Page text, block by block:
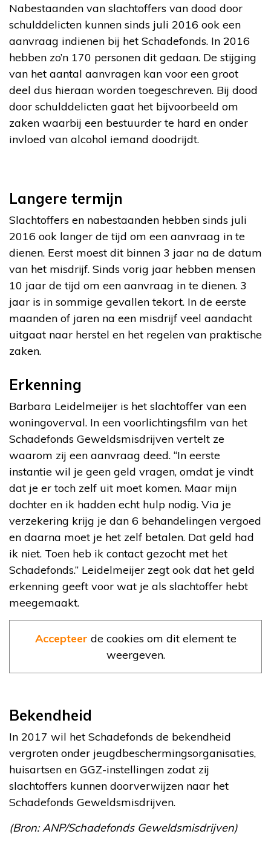
Nabestaanden van slachtoffers van dood door
schulddelicten kunnen sinds juli 2016 ook een
aanvraag indienen bij het Schadefonds. In 2016
hebben zo’n 170 personen dit gedaan. De stijging
van het aantal aanvragen kan voor een groot
deel dus hieraan worden toegeschreven. Bij dood
door schulddelicten gaat het bijvoorbeeld om
zaken waarbij een bestuurder te hard en onder
invloed van alcohol iemand doodrijdt.
Langere termijn
Slachtoffers en nabestaanden hebben sinds juli
2016 ook langer de tijd om een aanvraag in te
dienen. Eerst moest dit binnen 3 jaar na de datum
van het misdrijf. Sinds vorig jaar hebben mensen
10 jaar de tijd om een aanvraag in te dienen. 3
jaar is in sommige gevallen tekort. In de eerste
maanden of jaren na een misdrijf veel aandacht
uitgaat naar herstel en het regelen van praktische
zaken.
Erkenning
Barbara Leidelmeijer is het slachtoffer van een
woningoverval. In een voorlichtingsfilm van het
Schadefonds Geweldsmisdrijven vertelt ze
waarom zij een aanvraag deed. “In eerste
instantie wil je geen geld vragen, omdat je vindt
dat je er toch zelf uit moet komen. Maar mijn
dochter en ik hadden echt hulp nodig. Via je
verzekering krijg je dan 6 behandelingen vergoed
en daarna moet je het zelf betalen. Dat geld had
ik niet. Toen heb ik contact gezocht met het
Schadefonds.” Leidelmeijer zegt ook dat het geld
erkenning geeft voor wat je als slachtoffer hebt
meegemaakt.
Accepteer de cookies om dit element te
weergeven.
Bekendheid
In 2017 wil het Schadefonds de bekendheid
vergroten onder jeugdbeschermingsorganisaties,
huisartsen en GGZ-instellingen zodat zij
slachtoffers kunnen doorverwijzen naar het
Schadefonds Geweldsmisdrijven.
(Bron: ANP/Schadefonds Geweldsmisdrijven)